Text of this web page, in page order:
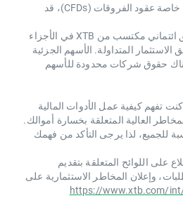
الأدوات المالية التي نقدمها، خاصة عقود الفروقات (CFDs)، قد
الأسهم الجزئية (FS) هي حق ائتماني مكتسب من XTB ​​في الأجزاء
المتداولة. الأسهم الجزئية
حقوق شركات محدودة للأسهم
تفهم كيفية عمل الأدوات المالية
العالية المتعلقة بخسارة أموالك.
للجميع، لذا يرجى التأكد من فهمك
على اللوائح المتعلقة بتقديم
وإعلان المخاطر الاستثمارية على
https://www.xtb.com/